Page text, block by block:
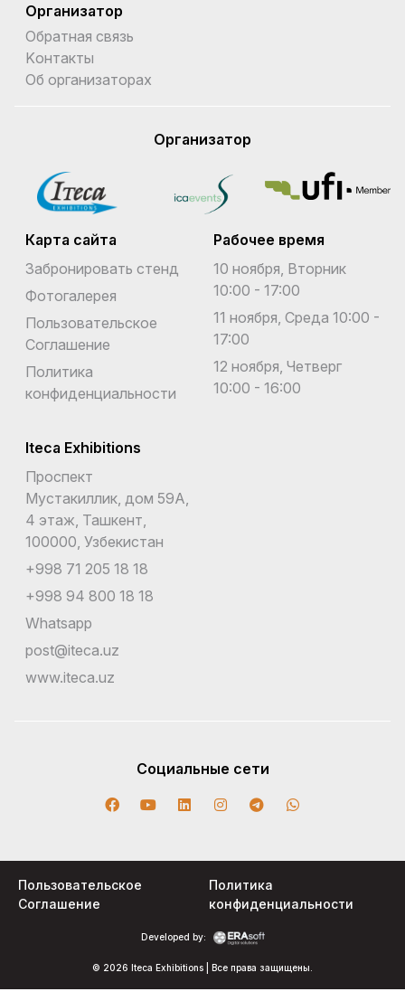
Организатор
Обратная связь
Kонтакты
Об организаторах
Организатор
Карта сайта
Забронировать стенд
Фотогалерея
Пользовательское
Соглашение
Политика
конфиденциальности
Рабочее время
10 ноября, Вторник
10:00 - 17:00
11 ноября, Среда 10:00 -
17:00
12 ноября, Четверг
10:00 - 16:00
Iteca Exhibitions
Проспект
Мустакиллик, дом 59А,
4 этаж, Ташкент,
100000, Узбекистан
+998 71 205 18 18
+998 94 800 18 18
Whatsapp
post@iteca.uz
www.iteca.uz
Социальные сети
© 2026 Iteca Exhibitions | Все права защищены.
Developed by:
Пользовательское
Соглашение
Политика
конфиденциальности